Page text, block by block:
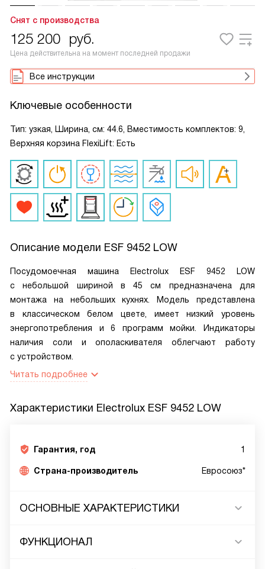
Снят с производства
125 200 руб.
Цена действительна на момент последней продажи
Все инструкции
Ключевые особенности
Тип: узкая, Ширина, см: 44.6, Вместимость комплектов: 9,
Верхняя корзина FlexiLift: Есть
Описание модели ESF 9452 LOW
Посудомоечная машина Electrolux ESF 9452 LOW
с небольшой шириной в 45 см предназначена для
монтажа на небольших кухнях. Модель представлена
в классическом белом цвете, имеет низкий уровень
энергопотребления и 6 программ мойки. Индикаторы
наличия соли и ополаскивателя облегчают работу
с устройством.
Читать подробнее
Характеристики Electrolux ESF 9452 LOW
Гарантия, год 1
Страна-производитель Евросоюз*
ОСНОВНЫЕ ХАРАКТЕРИСТИКИ
ФУНКЦИОНАЛ